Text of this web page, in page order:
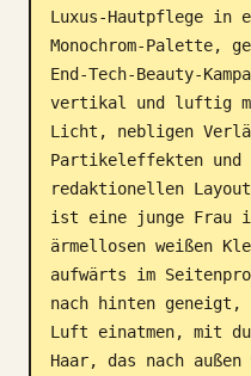
Updates
Luxus-Hautpflege in
Monochrom-Palette,
End-Tech-Beauty-
vertikal und luftig
Licht, nebligen
Partikeleffekten und
redaktionellen
ist eine junge Frau
ärmellosen weißen
aufwärts im
nach hinten
Luft einatmen, mit
Haar, das nach